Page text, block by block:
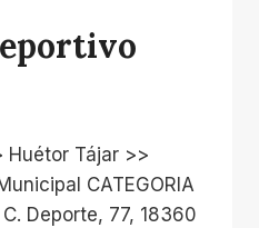
Huétor Tájar >>
CATEGORIA
Deporte, 77, 18360